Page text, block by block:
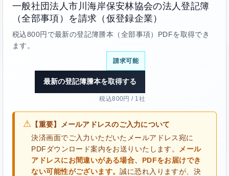
一般社団法人市川海岸保安林協会の法人登記簿
（全部事項）を請求（仮登録企業）
税込800円で最新の登記簿謄本（全部事項）PDFを取得でき
ます。
請求可能
最新の登記簿謄本を取得する
税込800円 / 1社
⚠ 【重要】メールアドレスのご入力について
決済画面でご入力いただいたメールアドレス宛に
PDFダウンロード案内をお送りいたします。
メール
アドレスにお間違いがある場合、PDFをお届けでき
ない可能性がございます。誠に恐れ入りますが、決